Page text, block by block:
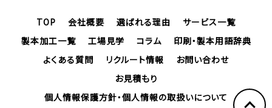
TOP 会社概要 選ばれる理由
サービス一覧
製本加工一覧
工場見学 コラム
印刷・製本用語辞典
よくある質問
リクルート情報
お問い合わせ
お見積もり
個人情報保護方針・個人情報の取扱いについて